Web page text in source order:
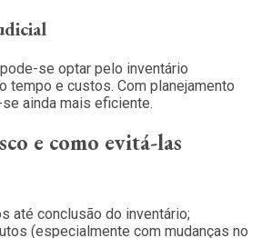
se optar pelo inventário
tempo e custos. Com planejamento
ainda mais eficiente.
e como evitá-las
até conclusão do inventário;
(especialmente com mudanças no